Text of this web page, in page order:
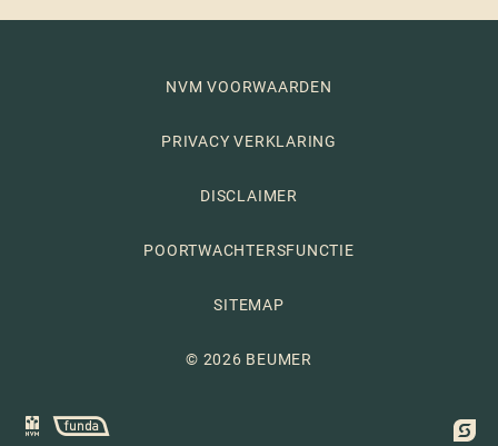
NVM VOORWAARDEN
PRIVACY VERKLARING
DISCLAIMER
POORTWACHTERSFUNCTIE
SITEMAP
© 2026 BEUMER